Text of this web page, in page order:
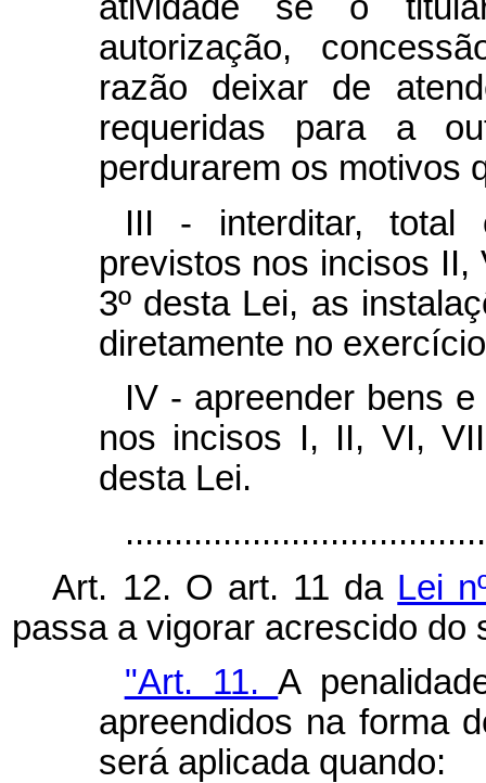
atividade se o
autorização,
razão deixar de
requeridas para a
perdurarem os motivos
III - interditar, total
previstos nos incisos
3º desta Lei, as
diretamente no
IV - apreender bens
nos incisos I, II, VI,
desta Lei.
Art. 12. O art. 11 da Lei
passa a vigorar acrescido do
"Art. 11.A
apreendidos na forma
será aplicada quando: